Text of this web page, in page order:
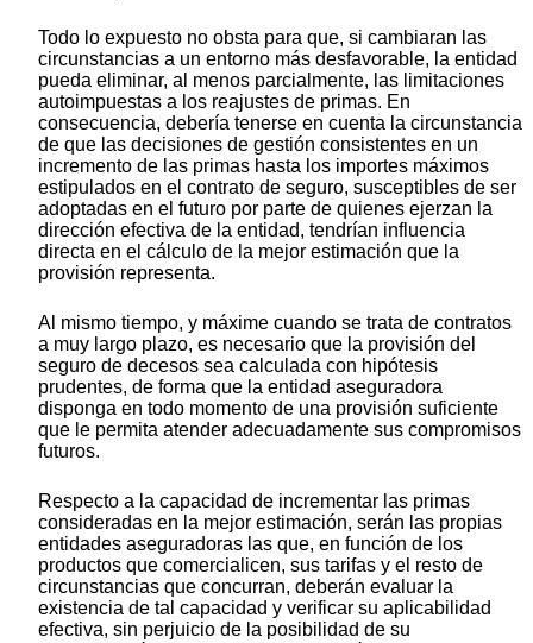
Todo lo expuesto no obsta para que, si cambiaran las
circunstancias a un entorno más desfavorable, la entidad
pueda eliminar, al menos parcialmente, las limitaciones
autoimpuestas a los reajustes de primas. En
consecuencia, debería tenerse en cuenta la circunstancia
de que las decisiones de gestión consistentes en un
incremento de las primas hasta los importes máximos
estipulados en el contrato de seguro, susceptibles de ser
adoptadas en el futuro por parte de quienes ejerzan la
dirección efectiva de la entidad, tendrían influencia
directa en el cálculo de la mejor estimación que la
provisión representa.
Al mismo tiempo, y máxime cuando se trata de contratos
a muy largo plazo, es necesario que la provisión del
seguro de decesos sea calculada con hipótesis
prudentes, de forma que la entidad aseguradora
disponga en todo momento de una provisión suficiente
que le permita atender adecuadamente sus compromisos
futuros.
Respecto a la capacidad de incrementar las primas
consideradas en la mejor estimación, serán las propias
entidades aseguradoras las que, en función de los
productos que comercialicen, sus tarifas y el resto de
circunstancias que concurran, deberán evaluar la
existencia de tal capacidad y verificar su aplicabilidad
efectiva, sin perjuicio de la posibilidad de su